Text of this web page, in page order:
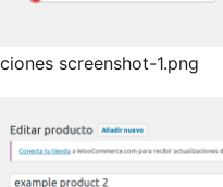
screenshot-1.png